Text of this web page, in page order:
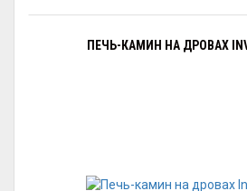
ПЕЧЬ-КАМИН НА ДРОВАХ